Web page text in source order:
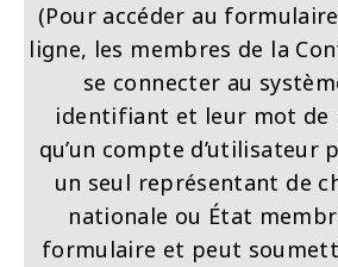
(Pour accéder au
ligne, les membres de la
se connecter au
identifiant et leur mot de
qu’un compte d’utilisateur
un seul représentant de
nationale ou État
formulaire et peut